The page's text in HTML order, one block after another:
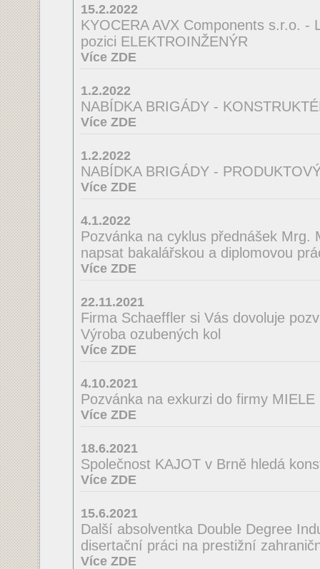
15.2.2022
KYOCERA AVX Components s.r.o.
pozici ELEKTROINŽENÝR
Více ZDE
1.2.2022
NABÍDKA BRIGÁDY -
Více ZDE
1.2.2022
NABÍDKA BRIGÁDY -
Více ZDE
4.1.2022
Pozvánka na cyklus přednášek Mrg.
napsat bakalářskou a diplomovou
Více ZDE
22.11.2021
Firma Schaeffler si Vás dovoluje
Výroba ozubených kol
Více ZDE
4.10.2021
Pozvánka na exkurzi do firmy MIELE
Více ZDE
18.6.2021
Společnost KAJOT v Brně hledá
Více ZDE
15.6.2021
Další absolventka Double Degree
disertační práci na prestižní
Více ZDE